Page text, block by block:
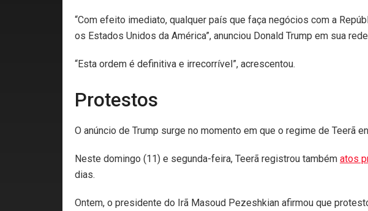
“Com efeito imediato, qualquer país que faça negócios com a
os Estados Unidos da América”, anunciou Donald Trump em sua
“Esta ordem é definitiva e irrecorrível”, acrescentou.
Protestos
O anúncio de Trump surge no momento em que o regime de Teerã
Neste domingo (11) e segunda-feira, Teerã registrou também atos
dias.
Ontem, o presidente do Irã Masoud Pezeshkian afirmou que